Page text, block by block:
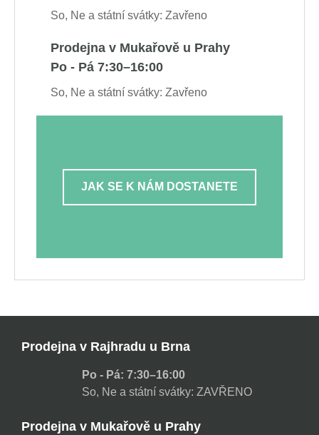
So, Ne a státní svátky: Zavřeno
Prodejna v Mukařově u Prahy
Po - Pá 7:30–16:00
So, Ne a státní svátky: Zavřeno
JAK SE K NÁM DOSTANETE
Prodejna v Rajhradu u Brna
Po - Pá: 7:30–16:00
So, Ne a státní svátky: ZAVŘENO
Prodejna v Mukařově u Prahy